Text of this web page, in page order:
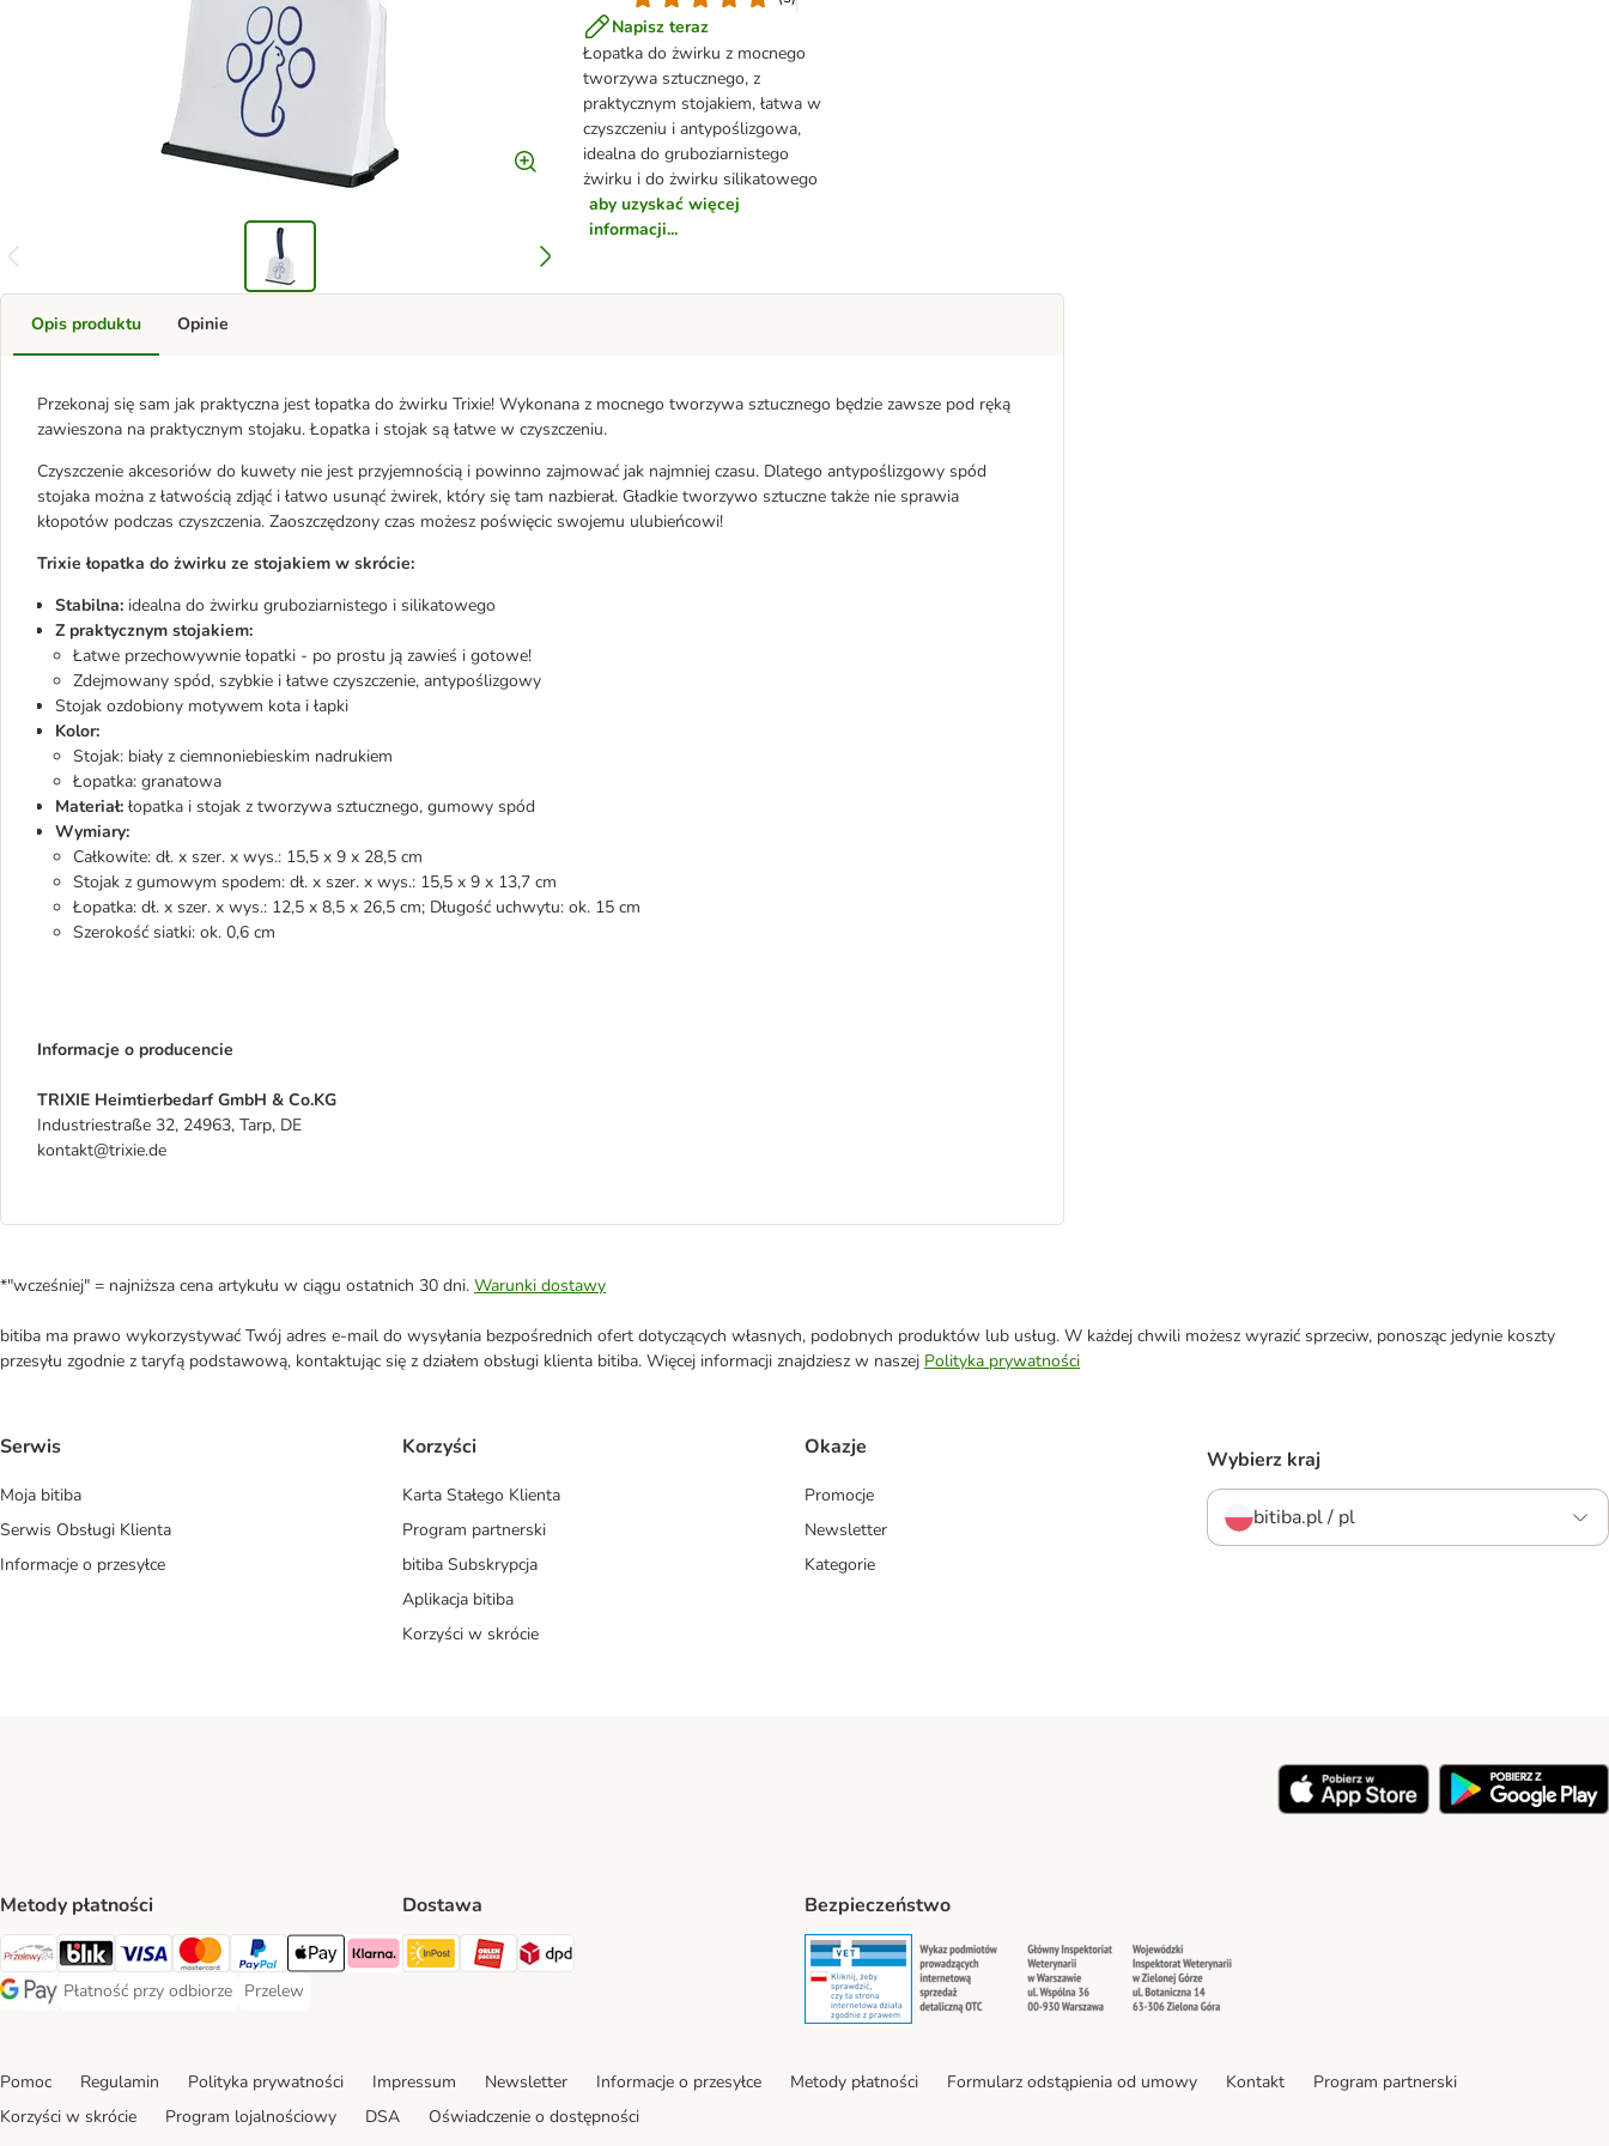
Napisz teraz
Łopatka do żwirku z mocnego
tworzywa sztucznego, z
praktycznym stojakiem, łatwa w
czyszczeniu i antypoślizgowa,
idealna do gruboziarnistego
żwirku i do żwirku silikatowego
aby uzyskać więcej
informacji...
Opis produktu
Przekonaj się sam jak praktyczna jest łopatka do żwirku Trixie! Wykonana z mocnego tworzywa sztucznego będzie zawsze pod ręką
zawieszona na praktycznym stojaku. Łopatka i stojak są łatwe w czyszczeniu.
Czyszczenie akcesoriów do kuwety nie jest przyjemnością i powinno zajmować jak najmniej czasu. Dlatego antypoślizgowy spód
stojaka można z łatwością zdjąć i łatwo usunąć żwirek, który się tam nazbierał. Gładkie tworzywo sztuczne także nie sprawia
kłopotów podczas czyszczenia. Zaoszczędzony czas możesz poświęcic swojemu ulubieńcowi!
Trixie łopatka do żwirku ze stojakiem w skrócie:
Stabilna: idealna do żwirku gruboziarnistego i silikatowego
Z praktycznym stojakiem:
Łatwe przechowywnie łopatki - po prostu ją zawieś i gotowe!
Zdejmowany spód, szybkie i łatwe czyszczenie, antypoślizgowy
Stojak ozdobiony motywem kota i łapki
Kolor:
Stojak: biały z ciemnoniebieskim nadrukiem
Łopatka: granatowa
Materiał: łopatka i stojak z tworzywa sztucznego, gumowy spód
Wymiary:
Całkowite: dł. x szer. x wys.: 15,5 x 9 x 28,5 cm
Stojak z gumowym spodem: dł. x szer. x wys.: 15,5 x 9 x 13,7 cm
Łopatka: dł. x szer. x wys.: 12,5 x 8,5 x 26,5 cm; Długość uchwytu: ok. 15 cm
Szerokość siatki: ok. 0,6 cm
Informacje o producencie
TRIXIE Heimtierbedarf GmbH & Co.KG
Industriestraße 32, 24963, Tarp, DE
kontakt@trixie.de
Opinie
*"wcześniej" = najniższa cena artykułu w ciągu ostatnich 30 dni. Warunki dostawy
bitiba ma prawo wykorzystywać Twój adres e-mail do wysyłania bezpośrednich ofert dotyczących własnych, podobnych produktów lub usług. W każdej chwili możesz wyrazić sprzeciw, ponosząc jedynie koszty
przesyłu zgodnie z taryfą podstawową, kontaktując się z działem obsługi klienta bitiba. Więcej informacji znajdziesz w naszej Polityka prywatności
Serwis
Moja bitiba
Serwis Obsługi Klienta
Informacje o przesyłce
Korzyści
Karta Stałego Klienta
Program partnerski
bitiba Subskrypcja
Aplikacja bitiba
Korzyści w skrócie
Okazje
Promocje
Newsletter
Kategorie
Wybierz kraj
bitiba.pl / pl
Metody płatności
Przelewy24 Payment Method
Blik Payment Method
VISA Payment Method
MasterCard Payment Method
PayPal Payment Method
Apple Pay Payment Method
Klarna Payment Method
Google Pay Payment Method
Płatność przy odbiorze
Płatność przy odbiorze Payment Method
Przelew
Przelew Payment Method
Dostawa
InPost Shipping Method
ORLEN Paczka. Shipping Method
Bezpieczeństwo
Security Security Security
Pomoc Regulamin Polityka prywatności Impressum Newsletter Informacje o przesyłce Metody płatności Formularz odstąpienia od umowy Kontakt
Program partnerski
Korzyści w skrócie
Program lojalnościowy DSA Oświadczenie o dostępności